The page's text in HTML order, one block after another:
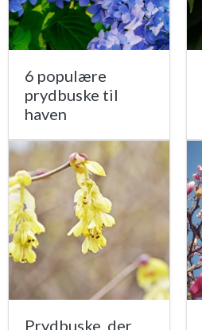
6 populære
prydbuske til
haven
Prydbuske, der